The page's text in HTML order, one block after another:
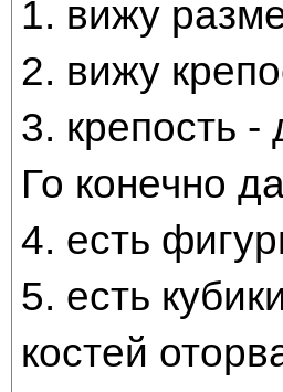
1. вижу
2. вижу
3. крепость -
Го конечно
4. есть
5. есть
костей